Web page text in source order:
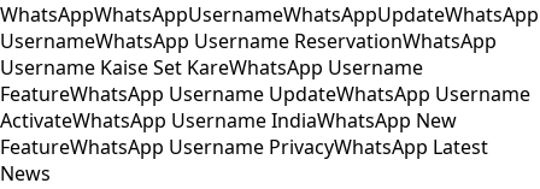
WhatsAppWhatsAppUsernameWhatsAppUpdate
UsernameWhatsApp Username ReservationWhatsApp
Username Kaise Set KareWhatsApp Username
FeatureWhatsApp Username UpdateWhatsApp Username
ActivateWhatsApp Username IndiaWhatsApp New
FeatureWhatsApp Username PrivacyWhatsApp Latest
News